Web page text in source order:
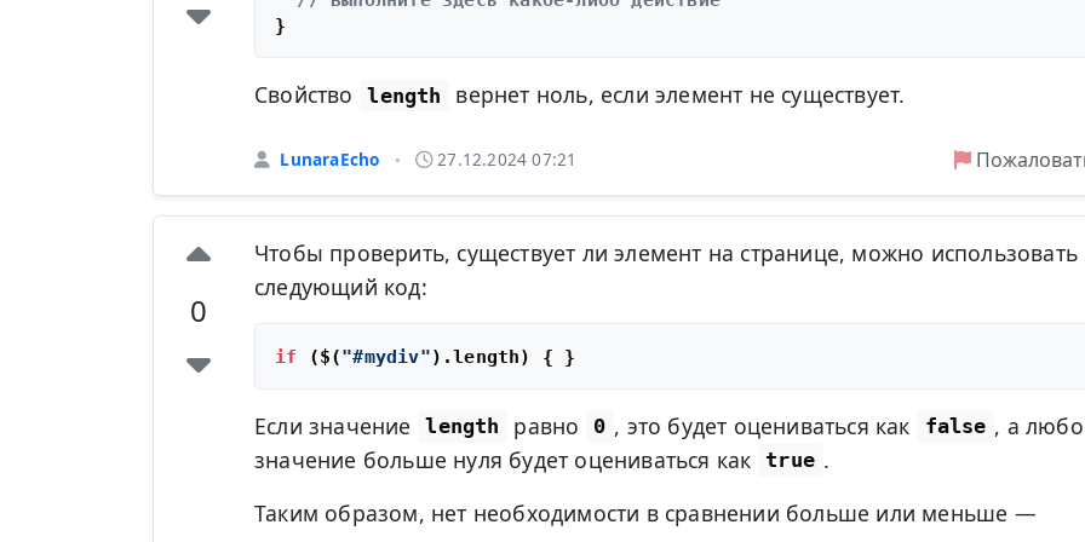
Свойство length вернет ноль, если элемент не существует.
LunaraEcho • 27.12.2024 07:21
0
Чтобы проверить, существует ли элемент на странице, можно использовать
следующий код:
if ($("#mydiv").length
Если значение length равно 0 , это будет оцениваться как false , а
значение больше нуля будет оцениваться как
true .
Таким образом, нет необходимости в сравнении больше или меньше —